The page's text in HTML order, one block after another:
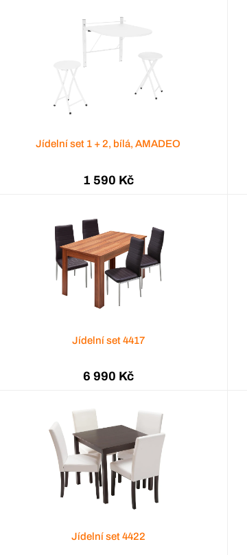
Jídelní set 1 + 2, bílá, AMADEO
1 590 Kč
Jídelní set 4417
6 990 Kč
Jídelní set 4422